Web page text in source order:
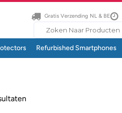
Gratis Verzending NL & BE
Search
Refurbished Smartphones